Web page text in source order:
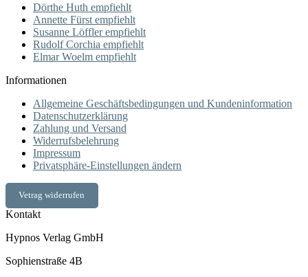
Dörthe Huth empfiehlt
Annette Fürst empfiehlt
Susanne Löffler empfiehlt
Rudolf Corchia empfiehlt
Elmar Woelm empfiehlt
Informationen
Allgemeine Geschäftsbedingungen und Kundeninformation
Datenschutzerklärung
Zahlung und Versand
Widerrufsbelehrung
Impressum
Privatsphäre-Einstellungen ändern
Vetrag widerrufen
Kontakt
Hypnos Verlag GmbH
Sophienstraße 4B